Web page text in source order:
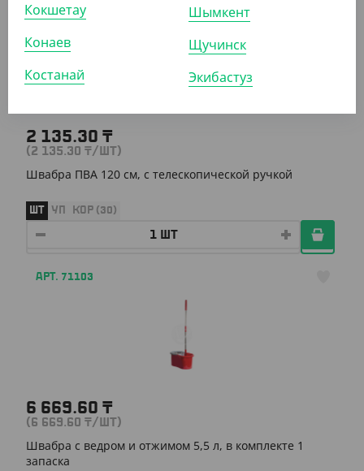
АРТ. 71102
2 135.30 ₸
(2 135.30 ₸/ШТ)
Швабра ПВА 120 см, с телескопической ручкой
ШТ УП КОР (30)
АРТ. 71103
6 669.60 ₸
(6 669.60 ₸/ШТ)
Швабра с ведром и отжимом 5,5 л, в комплекте 1
запаска
Кокшетау
Конаев
Костанай
Шымкент
Щучинск
Экибастуз